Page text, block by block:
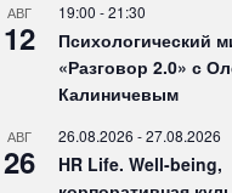
АВГ
12
19:00 -21:30
Психологический
«Разговор 2.0» с
Калиничевым
АВГ
26
26.08.2026 -27.08.2026
HR Life. Well-being,